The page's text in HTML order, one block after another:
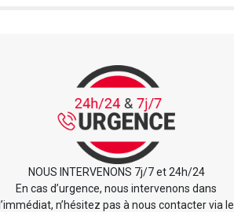
NOUS INTERVENONS 7j/7 et 24h/24
En cas d’urgence, nous intervenons dans
l’immédiat, n’hésitez pas à nous contacter via le